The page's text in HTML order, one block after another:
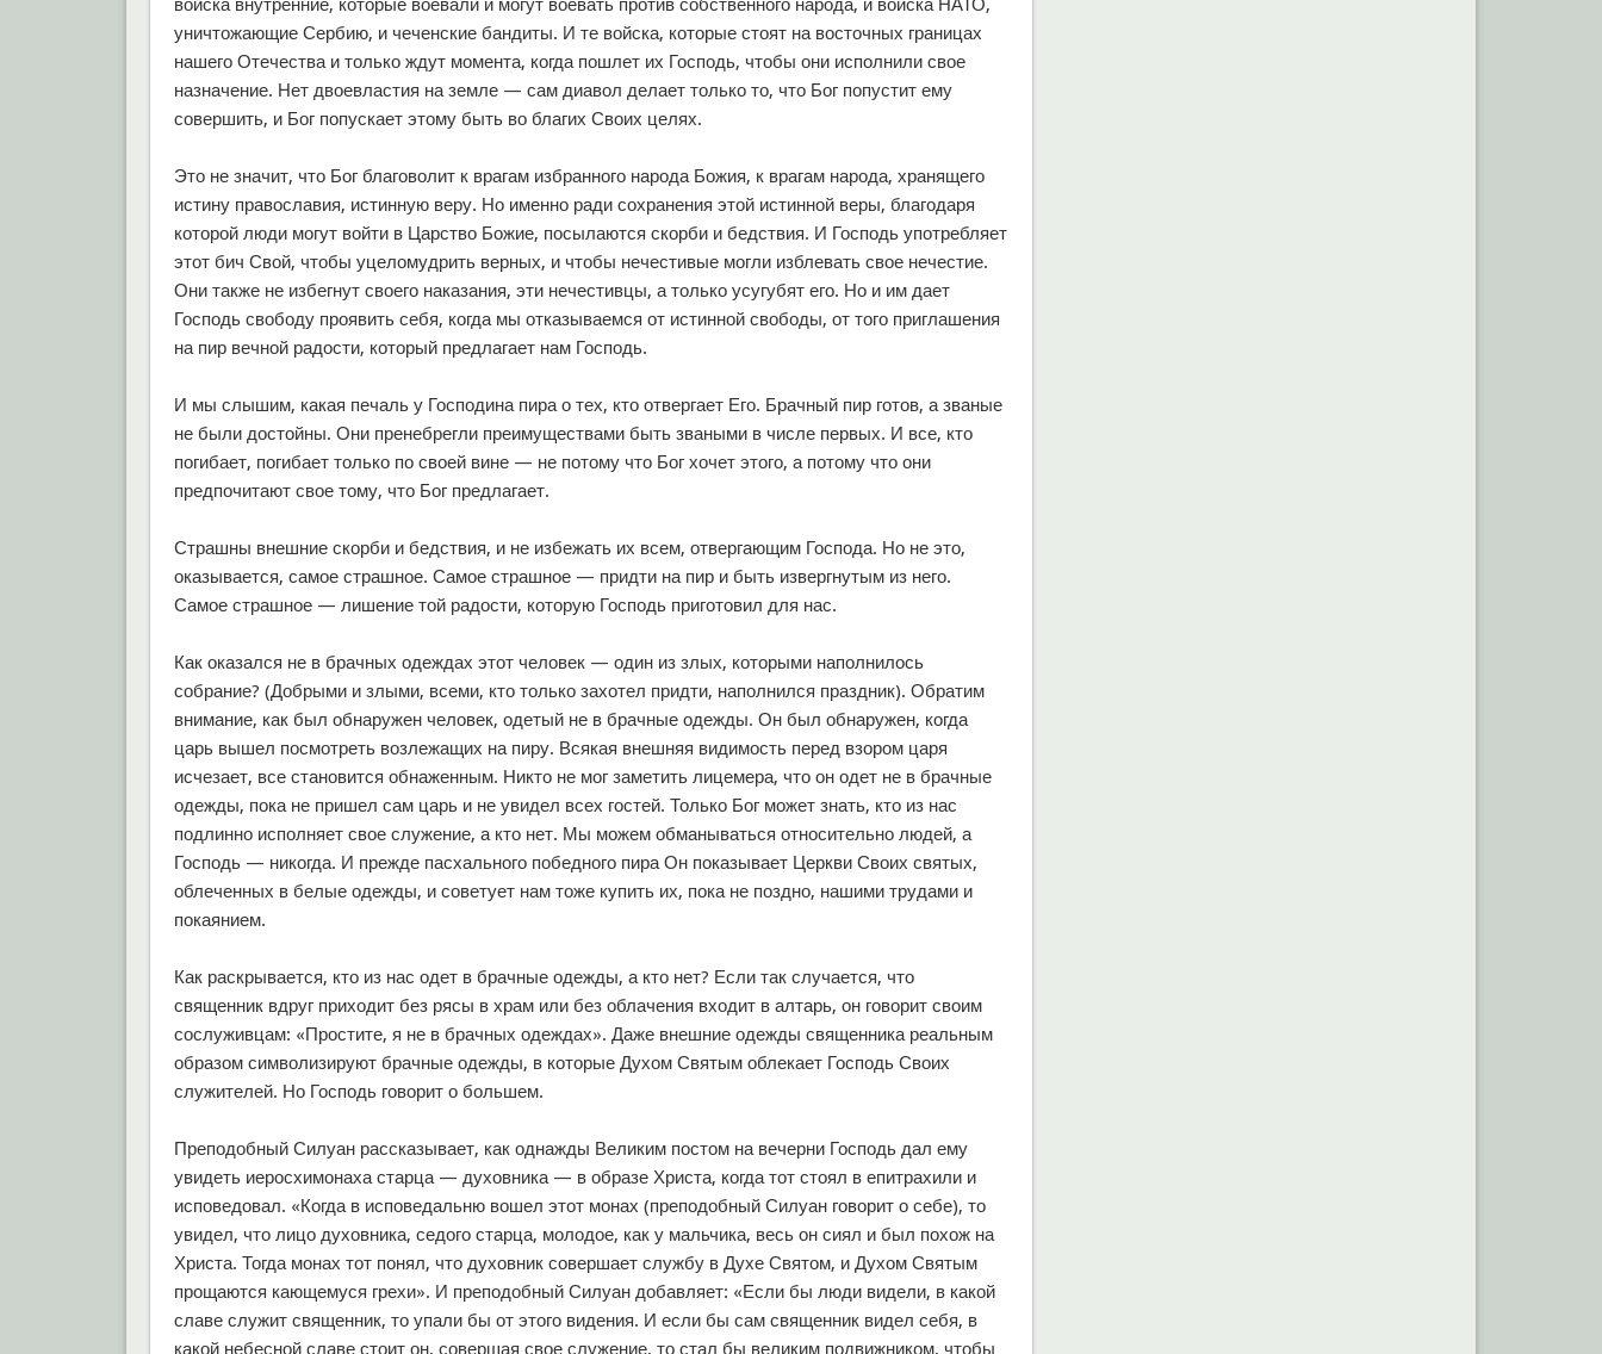
войска внутренние, которые воевали и могут воевать против собственного народа, и войска НАТО,
уничтожающие Сербию, и чеченские бандиты. И те войска, которые стоят на восточных границах
нашего Отечества и только ждут момента, когда пошлет их Господь, чтобы они исполнили свое
назначение. Нет двоевластия на земле — сам диавол делает только то, что Бог попустит ему
совершить, и Бог попускает этому быть во благих Своих целях.
Это не значит, что Бог благоволит к врагам избранного народа Божия, к врагам народа, хранящего
истину православия, истинную веру. Но именно ради сохранения этой истинной веры, благодаря
которой люди могут войти в Царство Божие, посылаются скорби и бедствия. И Господь употребляет
этот бич Свой, чтобы уцеломудрить верных, и чтобы нечестивые могли изблевать свое нечестие.
Они также не избегнут своего наказания, эти нечестивцы, а только усугубят его. Но и им дает
Господь свободу проявить себя, когда мы отказываемся от истинной свободы, от того приглашения
на пир вечной радости, который предлагает нам Господь.
И мы слышим, какая печаль у Господина пира о тех, кто отвергает Его. Брачный пир готов, а званые
не были достойны. Они пренебрегли преимуществами быть зваными в числе первых. И все, кто
погибает, погибает только по своей вине — не потому что Бог хочет этого, а потому что они
предпочитают свое тому, что Бог предлагает.
Страшны внешние скорби и бедствия, и не избежать их всем, отвергающим Господа. Но не это,
оказывается, самое страшное. Самое страшное — придти на пир и быть извергнутым из него.
Самое страшное — лишение той радости, которую Господь приготовил для нас.
Как оказался не в брачных одеждах этот человек — один из злых, которыми наполнилось
собрание? (Добрыми и злыми, всеми, кто только захотел придти, наполнился праздник). Обратим
внимание, как был обнаружен человек, одетый не в брачные одежды. Он был обнаружен, когда
царь вышел посмотреть возлежащих на пиру. Всякая внешняя видимость перед взором царя
исчезает, все становится обнаженным. Никто не мог заметить лицемера, что он одет не в брачные
одежды, пока не пришел сам царь и не увидел всех гостей. Только Бог может знать, кто из нас
подлинно исполняет свое служение, а кто нет. Мы можем обманываться относительно людей, а
Господь — никогда. И прежде пасхального победного пира Он показывает Церкви Своих святых,
облеченных в белые одежды, и советует нам тоже купить их, пока не поздно, нашими трудами и
покаянием.
Как раскрывается, кто из нас одет в брачные одежды, а кто нет? Если так случается, что
священник вдруг приходит без рясы в храм или без облачения входит в алтарь, он говорит своим
сослуживцам: «Простите, я не в брачных одеждах». Даже внешние одежды священника реальным
образом символизируют брачные одежды, в которые Духом Святым облекает Господь Своих
служителей. Но Господь говорит о большем.
Преподобный Силуан рассказывает, как однажды Великим постом на вечерни Господь дал ему
увидеть иеросхимонаха старца — духовника — в образе Христа, когда тот стоял в епитрахили и
исповедовал. «Когда в исповедальню вошел этот монах (преподобный Силуан говорит о себе), то
увидел, что лицо духовника, седого старца, молодое, как у мальчика, весь он сиял и был похож на
Христа. Тогда монах тот понял, что духовник совершает службу в Духе Святом, и Духом Святым
прощаются кающемуся грехи». И преподобный Силуан добавляет: «Если бы люди видели, в какой
славе служит священник, то упали бы от этого видения. И если бы сам священник видел себя, в
какой небесной славе стоит он, совершая свое служение, то стал бы великим подвижником, чтобы